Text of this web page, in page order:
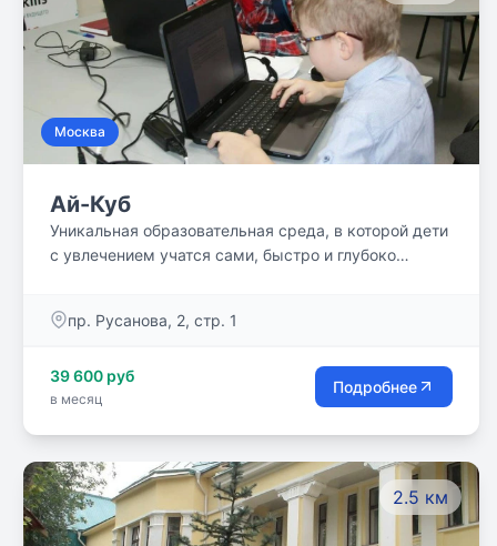
Москва
Ай-Куб
Уникальная образовательная среда, в которой дети
с увлечением учатся сами, быстро и глубоко
пр. Русанова, 2, стр. 1
39 600 руб
в месяц
Подробнее
2.5 км